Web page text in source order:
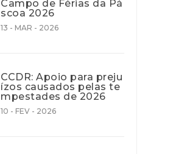
Campo de Férias da Pá
scoa 2026
13 - MAR - 2026
CCDR: Apoio para preju
ízos causados pelas te
mpestades de 2026
10 - FEV - 2026